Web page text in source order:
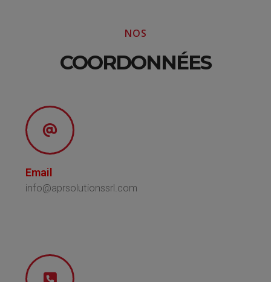
NOS
COORDONNÉES
Email
info@aprsolutionssrl.com